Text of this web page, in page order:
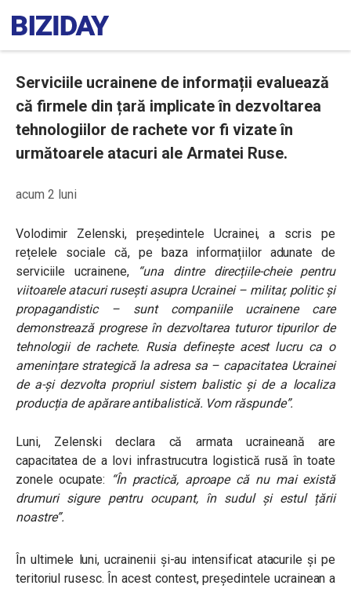
Serviciile ucrainene de informații evaluează
că firmele din țară implicate în dezvoltarea
tehnologiilor de rachete vor fi vizate în
următoarele atacuri ale Armatei Ruse.
acum 2 luni
Volodimir Zelenski, președintele Ucrainei, a scris pe
rețelele sociale că, pe baza informațiilor adunate de
serviciile ucrainene,“una dintre direcțiile-cheie pentru
viitoarele atacuri rusești asupra Ucrainei – militar, politic și
propagandistic – sunt companiile ucrainene care
demonstrează progrese în dezvoltarea tuturor tipurilor de
tehnologii de rachete. Rusia definește acest lucru ca o
amenințare strategică la adresa sa – capacitatea Ucrainei
de a-și dezvolta propriul sistem balistic și de a localiza
producția de apărare antibalistică. Vom răspunde”.
Luni, Zelenski declara că armata ucraineană are
capacitatea de a lovi infrastrucutra logistică rusă în toate
zonele ocupate: “În practică, aproape că nu mai există
drumuri sigure pentru ocupant, în sudul și estul țării
noastre”.
În ultimele luni, ucrainenii și-au intensificat atacurile și pe
teritoriul rusesc. În acest contest, președintele ucrainean a